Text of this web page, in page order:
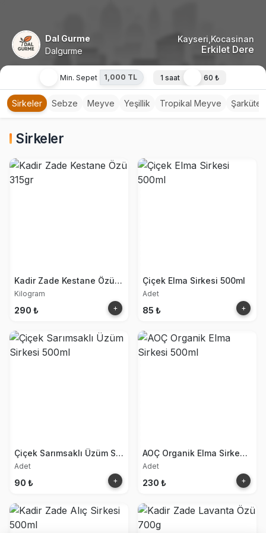
Dal Gurme
Dalgurme
Kayseri,Kocasinan
Erkilet Dere
Min. Sepet 1,000 TL 1 saat 60 ₺
Sirkeler Sebze Meyve Yeşillik Tropikal Meyve Şarküteri
Sirkeler
Kadir Zade Kestane Özü 315gr
Kilogram
290 ₺ +
Çiçek Elma Sirkesi 500ml
Adet
85 ₺ +
Çiçek Sarımsaklı Üzüm Sirkesi 500ml
Adet
90 ₺ +
AOÇ Organik Elma Sirkesi 500ml
Adet
230 ₺ +